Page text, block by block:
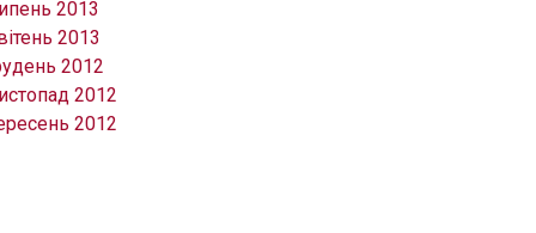
2013
2013
2012
2012
2012